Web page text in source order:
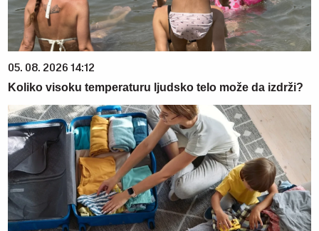
05. 08. 2026 14:12
Koliko visoku temperaturu ljudsko telo može da izdrži?